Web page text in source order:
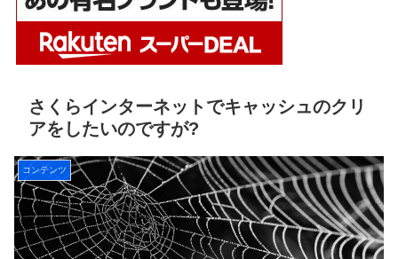
さくらインターネットでキャッシュのクリ
アをしたいのですが?
コンテンツ